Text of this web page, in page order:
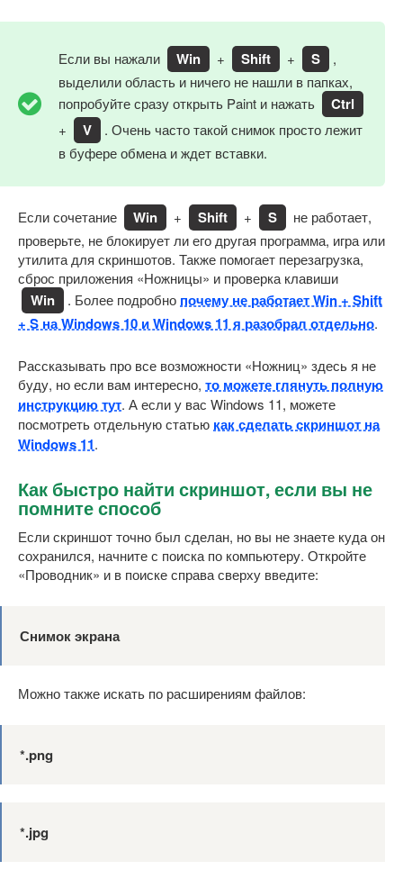
Если вы нажали Win + Shift + S
,
выделили область и ничего не нашли в папках,
попробуйте сразу открыть Paint и нажать
Ctrl
+ V
. Очень часто такой снимок просто лежит
в буфере обмена и ждет вставки.
Если сочетание Win + Shift + S
не работает,
проверьте, не блокирует ли его другая программа, игра или
утилита для скриншотов. Также помогает перезагрузка,
сброс приложения «Ножницы» и проверка клавиши
Win . Более подробно почему не работает Win + Shift
+ S на Windows 10 и Windows 11 я разобрал отдельно.
Рассказывать про все возможности «Ножниц» здесь я не
буду, но если вам интересно, то можете глянуть полную
инструкцию тут. А если у вас Windows 11, можете
посмотреть отдельную статью как сделать скриншот на
Windows 11.
Как быстро найти скриншот, если вы не
помните способ
Если скриншот точно был сделан, но вы не знаете куда он
сохранился, начните с поиска по компьютеру. Откройте
«Проводник» и в поиске справа сверху введите:
Снимок экрана
Можно также искать по расширениям файлов:
*.png
*.jpg